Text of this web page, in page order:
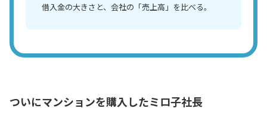
借入金の大きさと、会社の「売上高」を比べる。
ついにマンションを購入したミロ子社長